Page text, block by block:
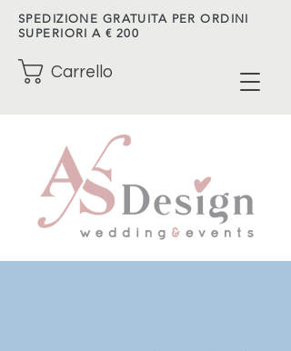
SPEDIZIONE GRATUITA PER ORDINI
SUPERIORI A € 200
Carrello